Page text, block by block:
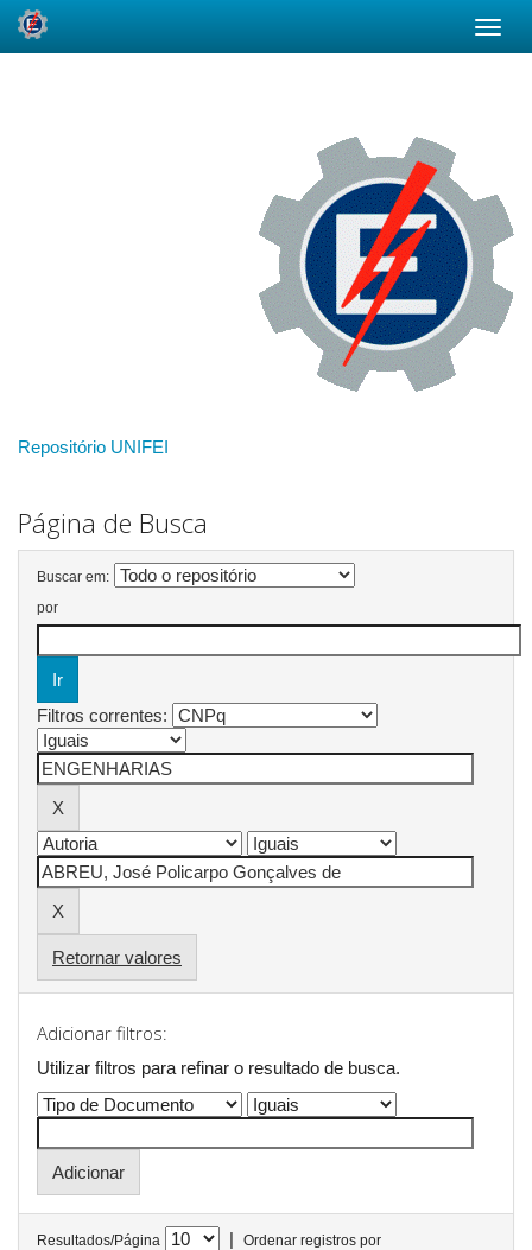
Repositório UNIFEI
Página de Busca
Buscar em:
por
Filtros correntes:
Retornar valores
Adicionar filtros:
Utilizar filtros para refinar o resultado de busca.
Resultados/Página |
Ordenar registros por